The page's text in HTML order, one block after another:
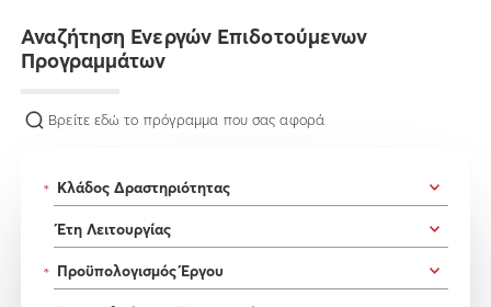
Αναζήτηση Ενεργών Επιδοτούμενων
Προγραμμάτων
Βρείτε εδώ το πρόγραμμα που σας αφορά
*
*